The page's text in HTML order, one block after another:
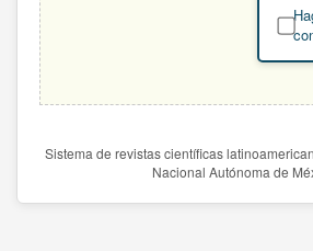
Sistema de revistas científicas
Nacional Autónoma de